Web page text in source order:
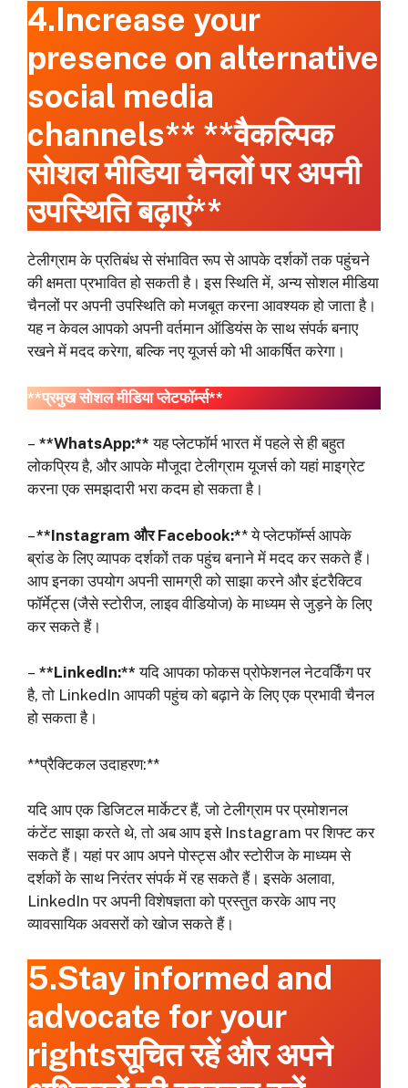
4.Increase your
presence on alternative
social media
channels** **वैकल्पिक
सोशल मीडिया चैनलों पर अपनी
उपस्थिति बढ़ाएं**
टेलीग्राम के प्रतिबंध से संभावित रूप से आपके दर्शकों तक पहुंचने
की क्षमता प्रभावित हो सकती है। इस स्थिति में, अन्य सोशल मीडिया
चैनलों पर अपनी उपस्थिति को मजबूत करना आवश्यक हो जाता है।
यह न केवल आपको अपनी वर्तमान ऑडियंस के साथ संपर्क बनाए
रखने में मदद करेगा, बल्कि नए यूजर्स को भी आकर्षित करेगा।
**प्रमुख सोशल मीडिया प्लेटफॉर्म्स**
– **WhatsApp:** यह प्लेटफॉर्म भारत में पहले से ही बहुत
लोकप्रिय है, और आपके मौजूदा टेलीग्राम यूजर्स को यहां माइग्रेट
करना एक समझदारी भरा कदम हो सकता है।
–**Instagram और Facebook:** ये प्लेटफॉर्म्स आपके
ब्रांड के लिए व्यापक दर्शकों तक पहुंच बनाने में मदद कर सकते हैं।
आप इनका उपयोग अपनी सामग्री को साझा करने और इंटरैक्टिव
फॉर्मेट्स (जैसे स्टोरीज, लाइव वीडियोज) के माध्यम से जुड़ने के लिए
कर सकते हैं।
– **LinkedIn:**यदि आपका फोकस प्रोफेशनल नेटवर्किंग पर
है, तो LinkedIn आपकी पहुंच को बढ़ाने के लिए एक प्रभावी चैनल
हो सकता है।
**प्रैक्टिकल उदाहरण:**
यदि आप एक डिजिटल मार्केटर हैं, जो टेलीग्राम पर प्रमोशनल
कंटेंट साझा करते थे, तो अब आप इसे Instagram पर शिफ्ट कर
सकते हैं। यहां पर आप अपने पोस्ट्स और स्टोरीज के माध्यम से
दर्शकों के साथ निरंतर संपर्क में रह सकते हैं। इसके अलावा,
LinkedIn पर अपनी विशेषज्ञता को प्रस्तुत करके आप नए
व्यावसायिक अवसरों को खोज सकते हैं।
5.Stay informed and
advocate for your
rightsसूचित रहें और अपने